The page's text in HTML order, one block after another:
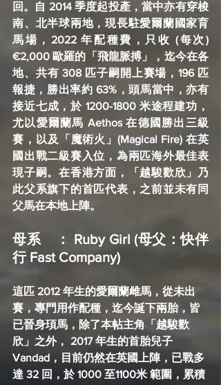
回。自 2014 季度起投產，當中亦有穿梭
南、北半球兩地，現長駐愛爾蘭國家育
馬場，2022 年配種費，只收 (每次)
€2,000 歐羅的「飛龍脈搏」，迄今在各
地、共有 308 匹子嗣開上賽場，196 匹
報捷，勝出率約 63%，頭馬當中，亦有
接近七成，於 1200-1800 米途程建功，
尤以愛爾蘭馬 Aethos 在德國勝出三級
賽，以及「魔術火」(Magical Fire) 在英
國出戰二級賽入位，為兩匹海外最佳表
現子嗣。在香港方面，「越駿歡欣」乃
此父系旗下的首匹代表，之前並未有同
父馬在本地上陣。
母系    ： Ruby Girl (母父：快伴
行 Fast Company)
這匹 2012 年生的愛爾蘭雌馬，從未出
賽，專門用作配種，迄今誕下兩胎，皆
已晉身頊馬，除了本帖主角「越駿歡
欣」之外， 2017 年生的首胎兒子
Vandad，目前仍然在英國上陣，已戰多
達 32 回，於 1000 至1100米 範圍，累積